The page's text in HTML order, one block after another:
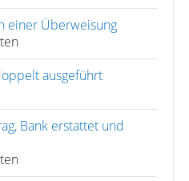
einer Überweisung
ausgeführt
Bank erstattet und